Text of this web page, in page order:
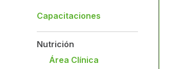
Capacitaciones
Nutrición
Área Clínica